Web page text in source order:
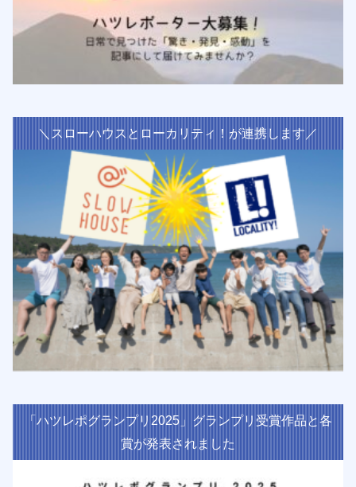
＼スローハウスとローカリティ！が連携します／
「ハツレポグランプリ2025」グランプリ受賞作品と各
賞が発表されました